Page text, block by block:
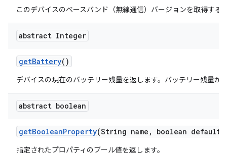
このデバイスのベースバンド（無線通信）バージョンを取得する
abstract Integer
getBattery()
デバイスの現在のバッテリー残量を返します。バッテリー残量が
abstract boolean
getBooleanProperty(String name , boolean default
指定されたプロパティのブール値を返します。